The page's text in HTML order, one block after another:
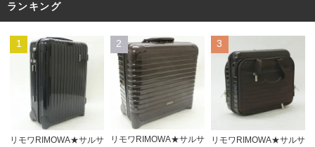
ランキング
1
リモワRIMOWA★サルサ
2
リモワRIMOWA★サルサ
3
リモワRIMOWA★サルサ